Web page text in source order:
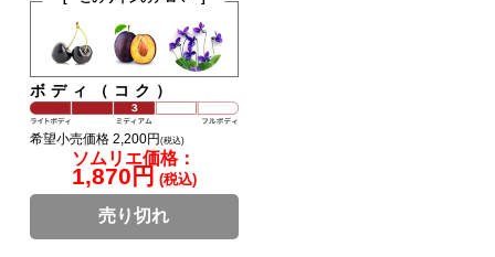
ボディ（コク）
希望小売価格 2,200円(税込)
ソムリエ価格：
1,870円 (税込)
売り切れ